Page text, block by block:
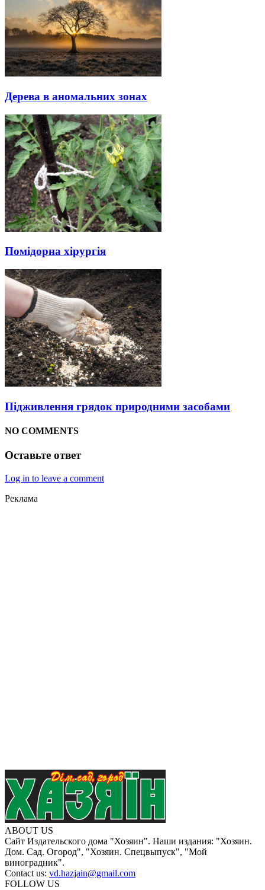
Дерева в аномальних зонах
Помідорна хірургія
Підживлення грядок природними засобами
NO COMMENTS
Оставьте ответ
Log in to leave a comment
Реклама
ABOUT US
Сайт Издательского дома "Хозяин". Наши издания: "Хозяин.
Дом. Сад. Огород", "Хозяин. Спецвыпуск", "Мой
виноградник".
Contact us: vd.hazjain@gmail.com
FOLLOW US